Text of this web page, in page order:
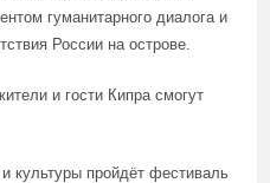
гуманитарного диалога и
России на острове.
и гости Кипра смогут
культуры пройдёт фестиваль